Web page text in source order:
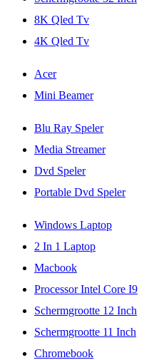
8K Qled Tv
4K Qled Tv
Acer
Mini Beamer
Blu Ray Speler
Media Streamer
Dvd Speler
Portable Dvd Speler
Windows Laptop
2 In 1 Laptop
Macbook
Processor Intel Core I9
Schermgrootte 12 Inch
Schermgrootte 11 Inch
Chromebook